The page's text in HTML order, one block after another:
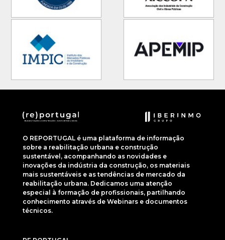
O REPORTUGAL é uma plataforma de informação
sobre a reabilitação urbana e construção
sustentável, acompanhando as novidades e
inovações da indústria da construção, os materiais
mais sustentáveis e as tendências de mercado da
reabilitação urbana. Dedicamos uma atenção
especial à formação de profissionais, partilhando
conhecimento através de Webinars e documentos
técnicos.